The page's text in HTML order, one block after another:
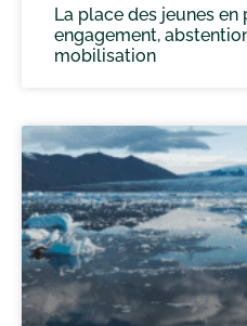
La place des jeunes en
engagement,
mobilisation